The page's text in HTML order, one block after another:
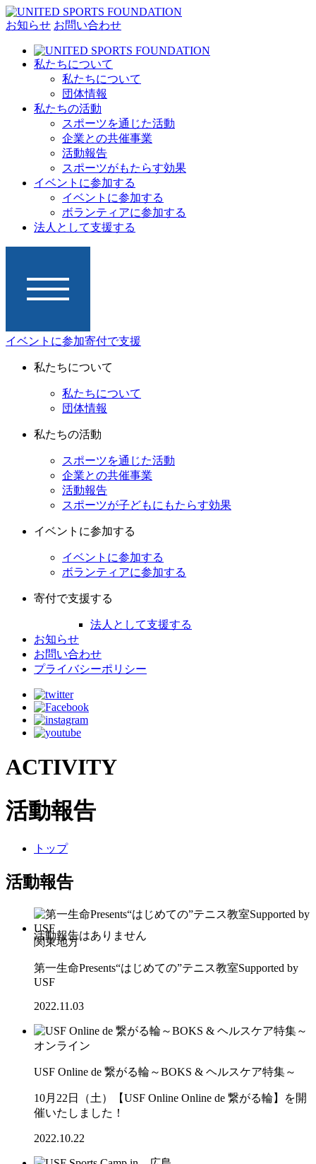
お知らせ お問い合わせ
私たちについて
私たちについて
団体情報
私たちの活動
スポーツを通じた活動
企業との共催事業
活動報告
スポーツがもたらす効果
イベントに参加する
イベントに参加する
ボランティアに参加する
法人として支援する
イベントに参加寄付で支援
私たちについて
私たちについて
団体情報
私たちの活動
スポーツを通じた活動
企業との共催事業
活動報告
スポーツが子どもにもたらす効果
イベントに参加する
イベントに参加する
ボランティアに参加する
寄付で支援する
法人として支援する
お知らせ
お問い合わせ
プライバシーポリシー
ACTIVITY
活動報告
トップ
活動報告
関東地方
第一生命Presents“はじめての”テニス教室Supported by
USF
2022.11.03
オンライン
USF Online de 繋がる輪～BOKS & ヘルスケア特集～
10月22日（土）【USF Online Online de 繋がる輪】を開
催いたしました！
2022.10.22